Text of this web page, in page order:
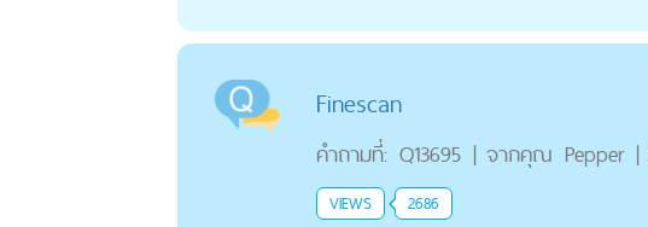
Finescan
คำถามที่: Q13695 | จากคุณ Pepper |
VIEWS 2686